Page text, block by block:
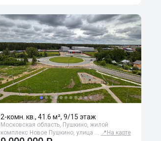
2-комн. кв., 41.6 м², 9/15 этаж
Московская область, Пушкино, жилой
комплекс Новое Пушкино, улица … 📍 На карте